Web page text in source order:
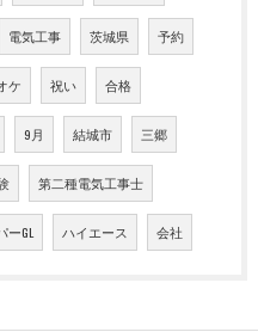
電気工事 茨城県 予約
ケ 祝い 合格
9月 結城市 三郷
第二種電気工事士
ーGL ハイエース 会社